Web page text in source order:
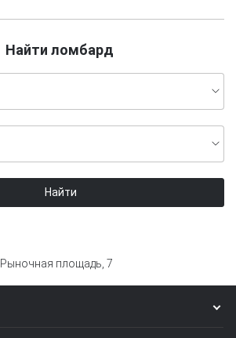
Найти ломбард
Найти
Рыночная площадь, 7